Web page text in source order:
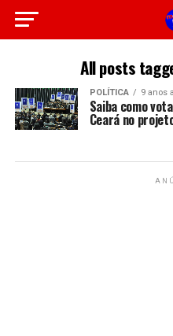
All posts
POLÍTICA 9 anos
Saiba como
Ceará no